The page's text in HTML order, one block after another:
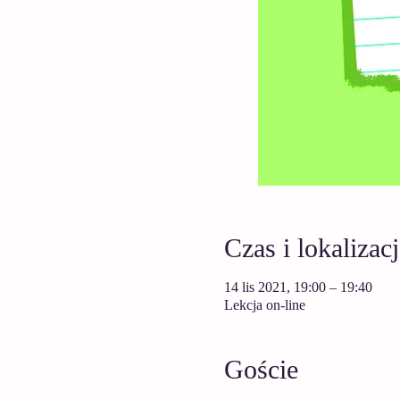
Czas i
14 lis 2021, 19:00 – 19:40
Lekcja on-line
Goście